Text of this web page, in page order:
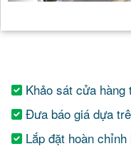
Khảo sát cửa hàng
Đưa báo giá dựa
Lắp đặt hoàn chỉnh